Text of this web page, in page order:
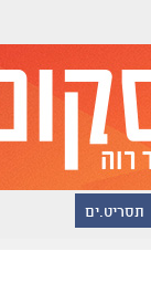
תסריט.ים